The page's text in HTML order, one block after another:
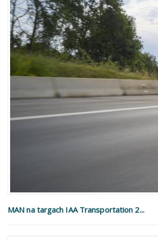
MAN na targach IAA Transportation 2...